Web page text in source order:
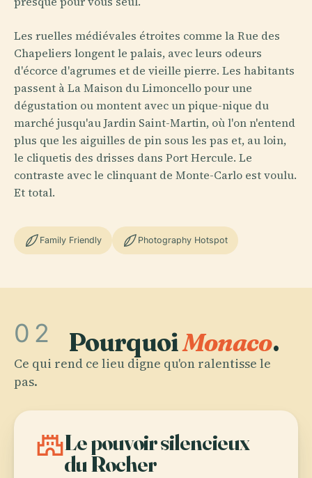
Les ruelles médiévales étroites comme la Rue des
Chapeliers longent le palais, avec leurs odeurs
d'écorce d'agrumes et de vieille pierre. Les habitants
passent à La Maison du Limoncello pour une
dégustation ou montent avec un pique-nique du
marché jusqu'au Jardin Saint-Martin, où l'on n'entend
plus que les aiguilles de pin sous les pas et, au loin,
le cliquetis des drisses dans Port Hercule. Le
contraste avec le clinquant de Monte-Carlo est voulu.
Et total.
Family Friendly Photography Hotspot
02 PourquoiMonaco.
Ce qui rend ce lieu digne qu'on ralentisse le
pas.
castleLe pouvoir silencieux
du Rocher